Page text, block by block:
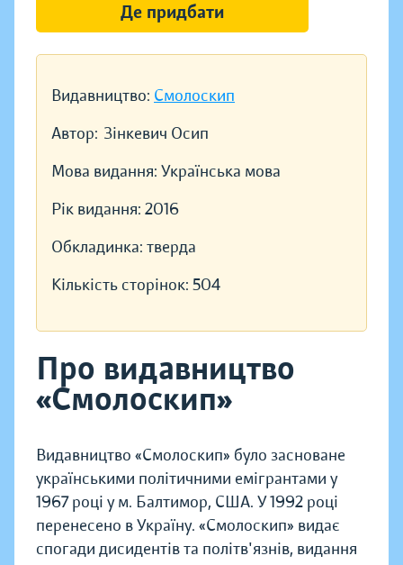
Видавництво: Смолоскип
Автор: Зінкевич Осип
Мова видання: Українська мова
Рік видання: 2016
Обкладинка: тверда
Кількість сторінок: 504
Про видавництво
«Смолоскип»
Видавництво «Смолоскип» було засноване
українськими політичними емігрантами у
1967 році у м. Балтимор, США. У 1992 році
перенесено в Україну. «Смолоскип» видає
спогади дисидентів та політв'язнів, видання
Де придбати